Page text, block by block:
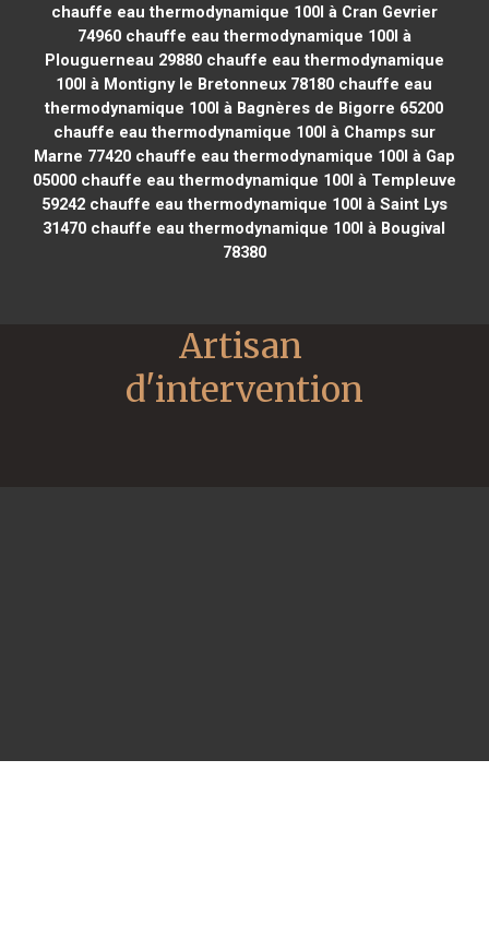
chauffe eau thermodynamique 100l à Cran Gevrier
74960chauffe eau thermodynamique 100l à
Plouguerneau 29880chauffe eau thermodynamique
100l à Montigny le Bretonneux 78180 chauffe eau
thermodynamique 100l à Bagnères de Bigorre 65200
chauffe eau thermodynamique 100l à Champs sur
Marne 77420chauffe eau thermodynamique 100l à Gap
05000chauffe eau thermodynamique 100l à Templeuve
59242chauffe eau thermodynamique 100l à Saint Lys
31470 chauffe eau thermodynamique 100l à Bougival
78380
Artisan
d'intervention